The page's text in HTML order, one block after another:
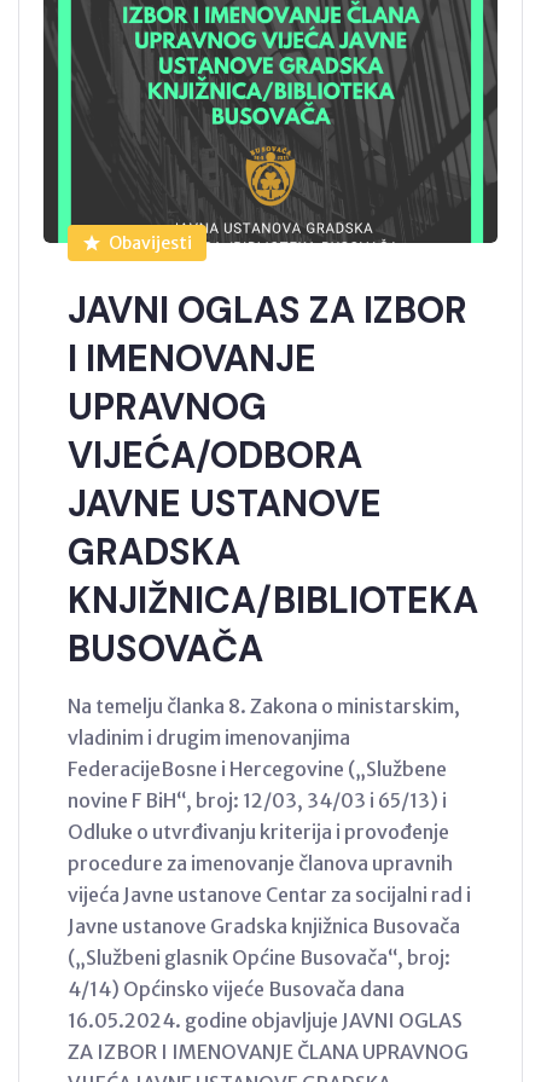
Obavijesti
JAVNI OGLAS ZA IZBOR
I IMENOVANJE
UPRAVNOG
VIJEĆA/ODBORA
JAVNE USTANOVE
GRADSKA
KNJIŽNICA/BIBLIOTEKA
BUSOVAČA
Na temelju članka 8. Zakona o ministarskim,
vladinim i drugim imenovanjima
FederacijeBosne i Hercegovine („Službene
novine F BiH“, broj: 12/03, 34/03 i 65/13) i
Odluke o utvrđivanju kriterija i provođenje
procedure za imenovanje članova upravnih
vijeća Javne ustanove Centar za socijalni rad i
Javne ustanove Gradska knjižnica Busovača
(„Službeni glasnik Općine Busovača“, broj:
4/14) Općinsko vijeće Busovača dana
16.05.2024. godine objavljuje JAVNI OGLAS
ZA IZBOR I IMENOVANJE ČLANA UPRAVNOG